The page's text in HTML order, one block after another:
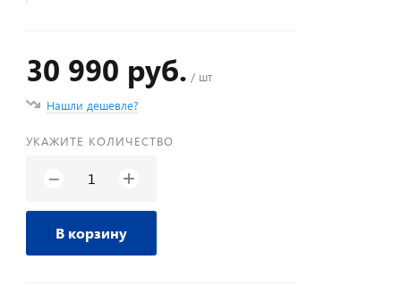
30 990 руб. / шт
Нашли дешевле?
УКАЖИТЕ КОЛИЧЕСТВО
− +
В корзину